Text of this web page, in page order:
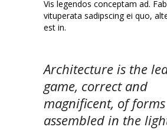
Vis legendos conceptam ad.
vituperata sadipscing ei quo,
est in.
Architecture is the
game, correct and
magnificent, of forms
assembled in the